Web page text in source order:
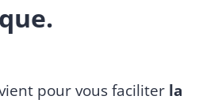
pour vous faciliter la